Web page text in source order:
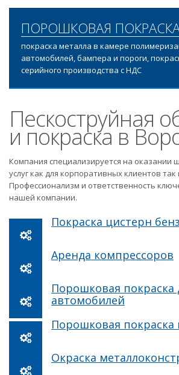
ПОРОШКОВАЯ
покраска металла в камере
автомобилей, бампера и пороги,
серийного производства с НДС
Пескоструйная
и покраска в
Компания специализируется на оказании
услуг как для корпоративных клиентов
Профессионализм и ответственность
нашей компании.
Покраска цистерн
Аренда компрессоров
Порошковая покраска
автомобилей
Порошковая покраска
Окраска